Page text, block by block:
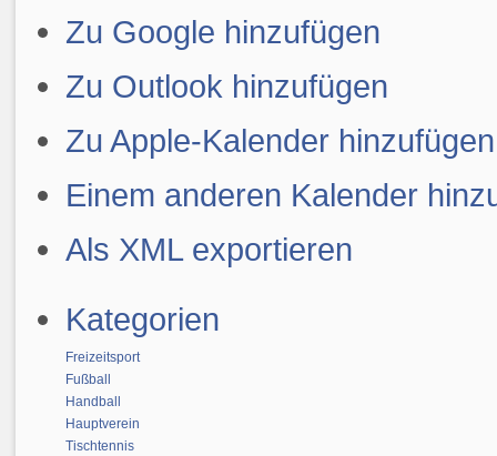
Zu Google hinzufügen
Zu Outlook hinzufügen
Zu Apple-Kalender hinzufügen
Einem anderen Kalender
Als XML exportieren
Kategorien
Freizeitsport
Fußball
Handball
Hauptverein
Tischtennis